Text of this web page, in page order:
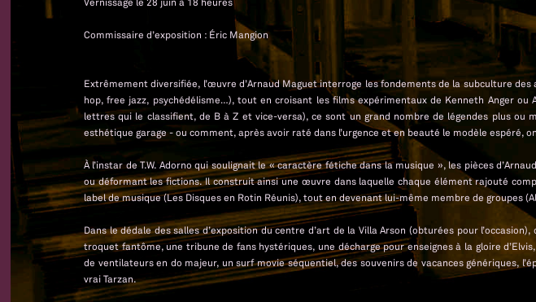
Commissaire d’exposition : Éric Mangion
Extrêmement diversifiée, l’œuvre d’Arnaud Maguet interroge les fondements de la subculture
hop, free jazz, psychédélisme…), tout en croisant les films expérimentaux de Kenneth Anger
lettres qui le classifient, de B à Z et vice-versa), ce sont un grand nombre de légendes plus
esthétique garage - ou comment, après avoir raté dans l’urgence et en beauté le modèle espéré,
À l’instar de T.W. Adorno qui soulignait le « caractère fétiche dans la musique », les pièces
ou déformant les fictions. Il construit ainsi une œuvre dans laquelle chaque élément rajouté
label de musique (Les Disques en Rotin Réunis), tout en devenant lui-même membre de groupes
Dans le dédale des salles d’exposition du centre d’art de la Villa Arson (obturées pour
troquet fantôme, une tribune de fans hystériques, une décharge pour enseignes à la gloire
de ventilateurs en do majeur, un surf movie séquentiel, des souvenirs de vacances génériques,
vrai Tarzan.